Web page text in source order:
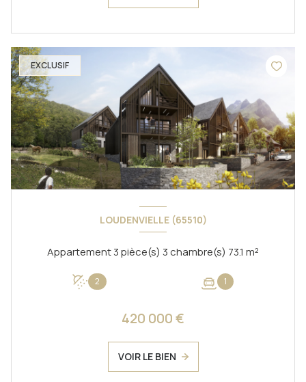
EXCLUSIF
LOUDENVIELLE (65510)
Appartement 3 pièce(s) 3 chambre(s) 73.1 m²
2 1
420 000 €
VOIR LE BIEN